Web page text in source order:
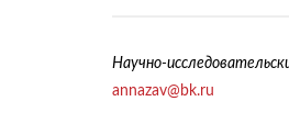
Научно-
annazav@bk.ru